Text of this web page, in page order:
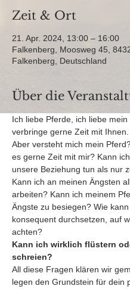
Zeit & Ort
21. Apr. 2024, 13:00 – 16:00
Falkenberg, Moosweg 45,
Falkenberg, Deutschland
Über die
Ich liebe Pferde, ich liebe mein
verbringe gerne Zeit mit Ihnen.
Aber versteht mich mein
es gerne Zeit mit mir? Kann
unsere Beziehung tun als nur
Kann ich an meinen Ängsten
arbeiten? Kann ich meinem
Ängste zu besiegen? Wie
konsequent durchsetzen, auf
achten?
Kann ich wirklich flüstern
schreien?
All diese Fragen klären wir
legen den Grundstein für dein